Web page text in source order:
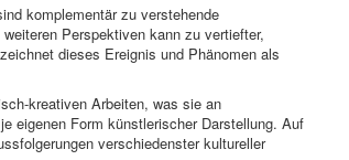
komplementär zu verstehende
Perspektiven kann zu vertiefter,
dieses Ereignis und Phänomen als
kreativen Arbeiten, was sie an
eigenen Form künstlerischer Darstellung. Auf
verschiedenster kultureller